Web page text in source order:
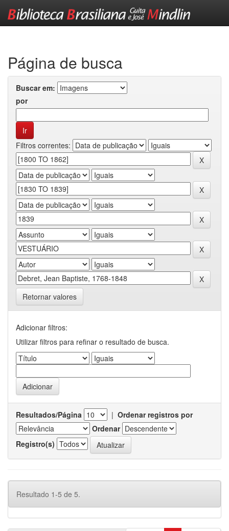
Página de busca
Buscar em:
por
Filtros correntes:
Retornar valores
Adicionar filtros:
Utilizar filtros para refinar o resultado de busca.
Resultados/Página | Ordenar registros por
Ordenar
Registro(s)
Resultado 1-5 de 5.